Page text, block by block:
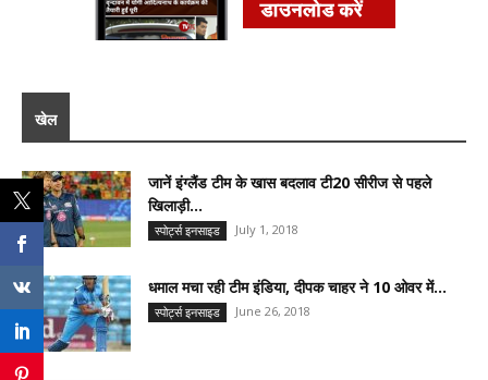
खेल
जानें इंग्लैंड टीम के खास बदलाव टी20 सीरीज से पहले
खिलाड़ी...
स्पोर्ट्स इनसाइड July 1, 2018
धमाल मचा रही टीम इंडिया, दीपक चाहर ने 10 ओवर में...
स्पोर्ट्स इनसाइड June 26, 2018